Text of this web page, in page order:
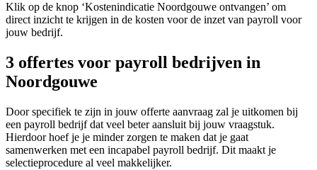
Klik op de knop ‘Kostenindicatie Noordgouwe ontvangen’ om
direct inzicht te krijgen in de kosten voor de inzet van payroll voor
jouw bedrijf.
3 offertes voor payroll bedrijven in
Noordgouwe
Door specifiek te zijn in jouw offerte aanvraag zal je uitkomen bij
een payroll bedrijf dat veel beter aansluit bij jouw vraagstuk.
Hierdoor hoef je je minder zorgen te maken dat je gaat
samenwerken met een incapabel payroll bedrijf. Dit maakt je
selectieprocedure al veel makkelijker.